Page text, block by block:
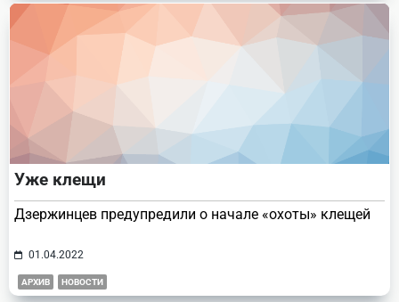
Уже клещи
Дзержинцев предупредили о начале «охоты» клещей
01.04.2022
АРХИВ НОВОСТИ